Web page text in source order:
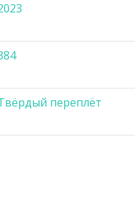
переплёт